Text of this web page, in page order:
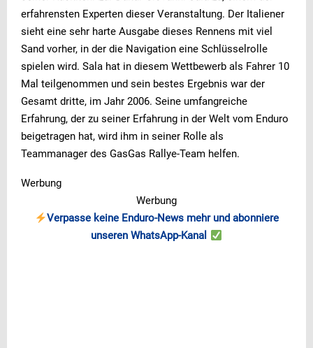
erfahrensten Experten dieser Veranstaltung. Der Italiener
sieht eine sehr harte Ausgabe dieses Rennens mit viel
Sand vorher, in der die Navigation eine Schlüsselrolle
spielen wird. Sala hat in diesem Wettbewerb als Fahrer 10
Mal teilgenommen und sein bestes Ergebnis war der
Gesamt dritte, im Jahr 2006. Seine umfangreiche
Erfahrung, der zu seiner Erfahrung in der Welt vom Enduro
beigetragen hat, wird ihm in seiner Rolle als
Teammanager des GasGas Rallye-Team helfen.
Werbung
Werbung
Verpasse keine Enduro-News mehr und abonniere
unseren WhatsApp-Kanal